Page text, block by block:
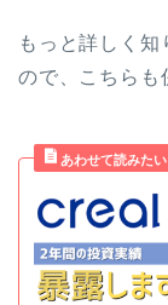
もっと詳しく
ので、こちらも